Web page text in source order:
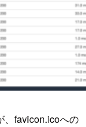
、favicon.icoへの